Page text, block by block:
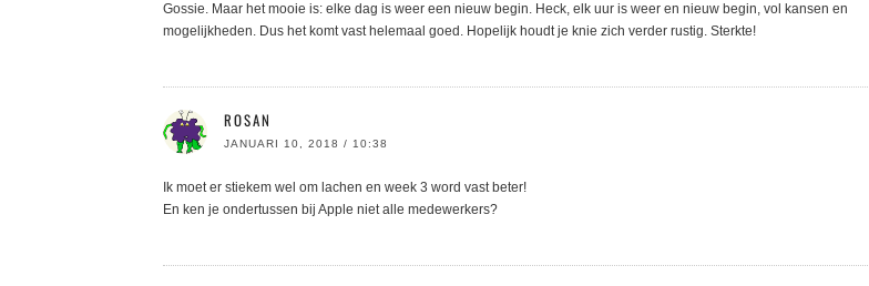
Gossie. Maar het mooie is: elke dag is weer een nieuw begin. Heck, elk uur is weer en nieuw begin, vol kansen en
mogelijkheden. Dus het komt vast helemaal goed. Hopelijk houdt je knie zich verder rustig. Sterkte!
ROSAN
JANUARI 10, 2018 / 10:38
Ik moet er stiekem wel om lachen en week 3 word vast beter!
En ken je ondertussen bij Apple niet alle medewerkers?